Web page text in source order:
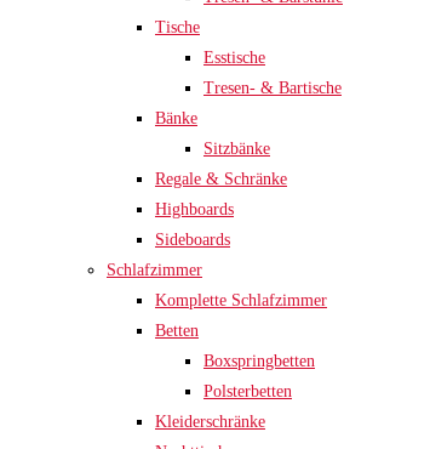
Tische
Esstische
Tresen- & Bartische
Bänke
Sitzbänke
Regale & Schränke
Highboards
Sideboards
Schlafzimmer
Komplette Schlafzimmer
Betten
Boxspringbetten
Polsterbetten
Kleiderschränke